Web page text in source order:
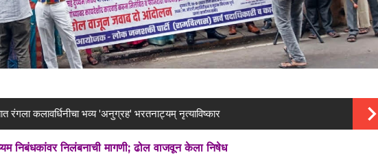
रंगला कलावर्धिनीचा भव्य 'अनुग्रह' भरतनाट्यम् नृत्याविष्कार
निबंधकांवर निलंबनाची मागणी; ढोल वाजवून केला निषेध